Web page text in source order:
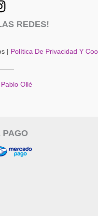
REDES!
| Política De Privacidad Y
Pablo Ollé
PAGO